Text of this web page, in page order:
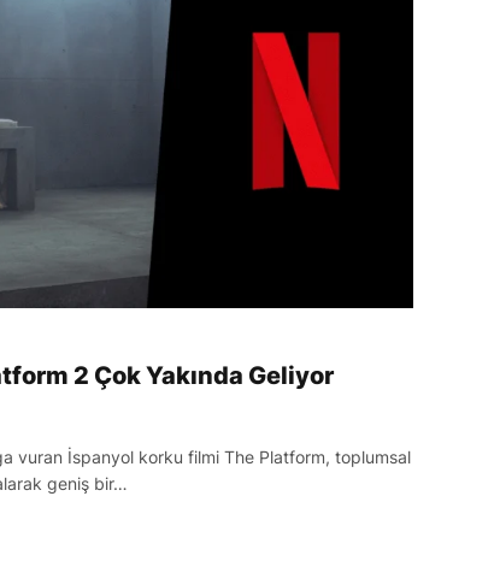
2 Çok Yakında Geliyor
vuran İspanyol korku filmi The Platform, toplumsal
alarak geniş bir…